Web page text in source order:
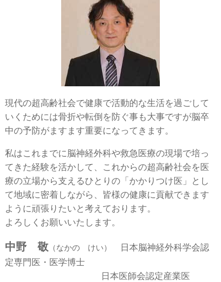
現代の超高齢社会で健康で活動的な生活を過ごして
いくためには骨折や転倒を防ぐ事も大事ですが脳卒
中の予防がますます重要になってきます。
私はこれまでに脳神経外科や救急医療の現場で培っ
てきた経験を活かして、これからの超高齢社会を医
療の立場から支えるひとりの「かかりつけ医」とし
て地域に密着しながら、皆様の健康に貢献できます
ように頑張りたいと考えております。
よろしくお願いいたします。
中野 敬 （なかの けい）
日本脳神経外科学会認
定専門医・医学博士
日本医師会認定産業医